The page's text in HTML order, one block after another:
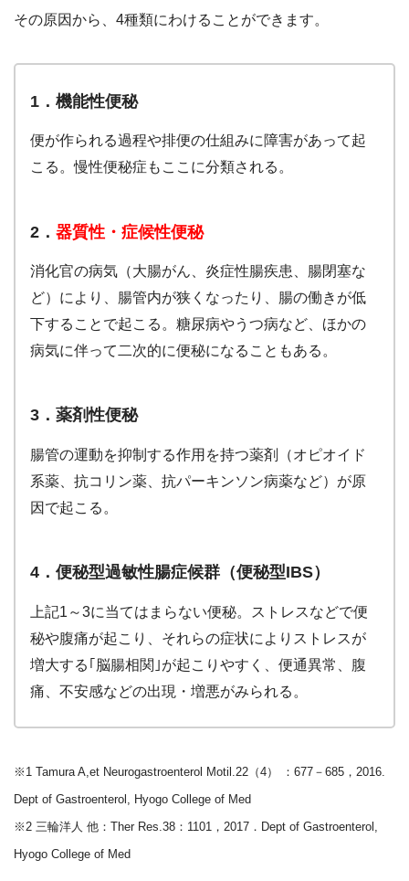
その原因から、4種類にわけることができます。
1．機能性便秘
便が作られる過程や排便の仕組みに障害があって起
こる。慢性便秘症もここに分類される。
2． 器質性・症候性便秘
消化官の病気（大腸がん、炎症性腸疾患、腸閉塞な
ど）により、腸管内が狭くなったり、腸の働きが低
下することで起こる。糖尿病やうつ病など、ほかの
病気に伴って二次的に便秘になることもある。
3．薬剤性便秘
腸管の運動を抑制する作用を持つ薬剤（オピオイド
系薬、抗コリン薬、抗パーキンソン病薬など）が原
因で起こる。
4．便秘型過敏性腸症候群（便秘型IBS）
上記1～3に当てはまらない便秘。ストレスなどで便
秘や腹痛が起こり、それらの症状によりストレスが
増大する｢脳腸相関｣が起こりやすく、便通異常、腹
痛、不安感などの出現・増悪がみられる。
※1 Tamura A,et Neurogastroenterol Motil.22（4） ：677－685，2016.
Dept of Gastroenterol, Hyogo College of Med
※2 三輪洋人 他：Ther Res.38：1101，2017．Dept of Gastroenterol,
Hyogo College of Med